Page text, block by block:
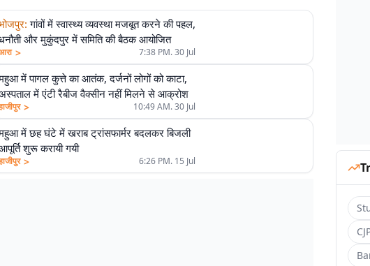
: गांवों में स्वास्थ्य व्यवस्था मजबूत करने की पहल,
और मुकुंदपुर में समिति की बैठक आयोजित
> 7:38 PM. 30 Jul
में पागल कुत्ते का आतंक, दर्जनों लोगों को काटा,
में एंटी रैबीज वैक्सीन नहीं मिलने से आक्रोश
> 10:49 AM. 30 Jul
में छह घंटे में खराब ट्रांसफार्मर बदलकर बिजली
शुरू करायी गयी
> 6:26 PM. 15 Jul